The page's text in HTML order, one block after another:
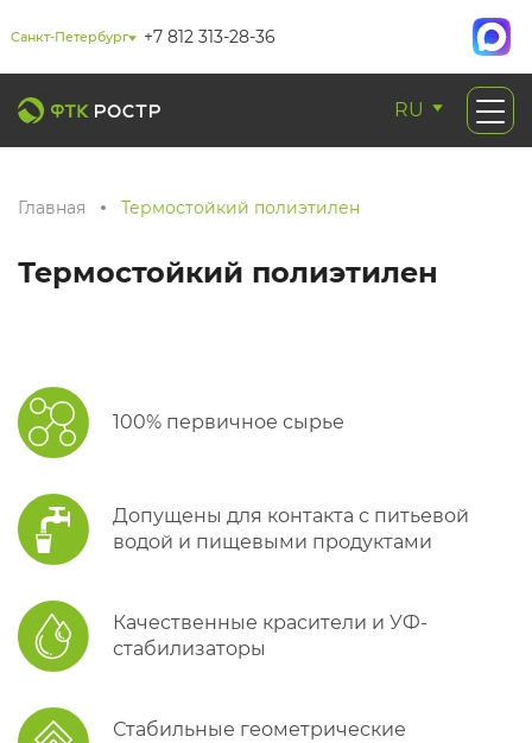
Санкт-Петербург +7 812 313-28-36
RU
Главная Термостойкий полиэтилен
Термостойкий полиэтилен
100% первичное сырье
Допущены для контакта с питьевой
водой и пищевыми продуктами
Качественные красители и УФ-
стабилизаторы
Стабильные геометрические